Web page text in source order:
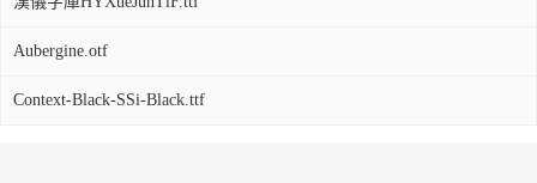
Aubergine.otf
Context-Black-SSi-Black.ttf